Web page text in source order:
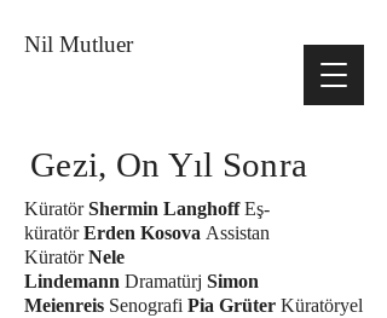
Nil Mutluer
Gezi, On Yıl Sonra
KüratörShermin LanghoffEş-
küratörErden Kosova Assistan
KüratörNele
Lindemann Dramatürj Simon
Meienreis Senografi Pia Grüter Küratöryel